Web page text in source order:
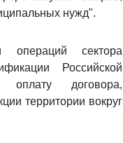
нужд".
операций сектора
Российской
договора,
территории вокруг